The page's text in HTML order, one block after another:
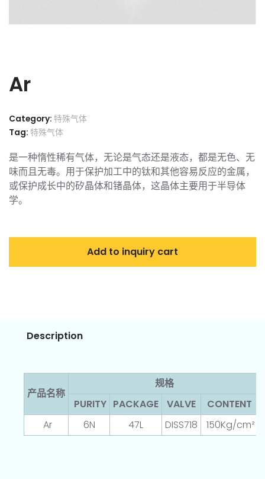
Ar
Category: 特殊气体
Tag: 特殊气体
是一种惰性稀有气体，无论是气态还是液态，都是无色、无
味而且无毒。用于保护加工中的钛和其他容易反应的金属，
或保护成长中的矽晶体和锗晶体，这晶体主要用于半导体
学。
Add to inquiry cart
Description
产品名称
规格
PURITY PACKAGE VALVE
CONTENT
Ar
6N 47L DISS718 150Kg/cm²